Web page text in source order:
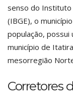
senso do Instituto
(IBGE), o
população, possui
município de
mesorregião
Corretores